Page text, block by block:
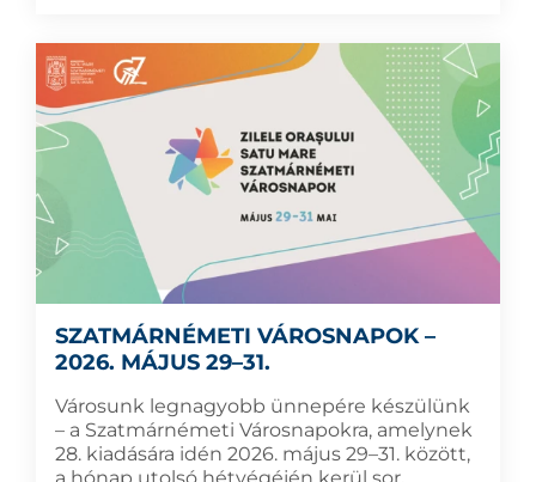
SZATMÁRNÉMETI VÁROSNAPOK –
2026. MÁJUS 29–31.
Városunk legnagyobb ünnepére készülünk
– a Szatmárnémeti Városnapokra, amelynek
28. kiadására idén 2026. május 29–31. között,